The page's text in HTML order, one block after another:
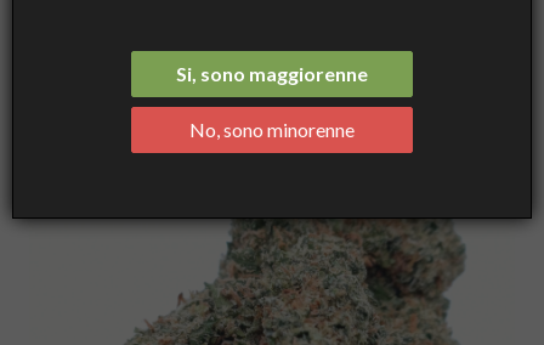
Si, sono maggiorenne
No, sono minorenne